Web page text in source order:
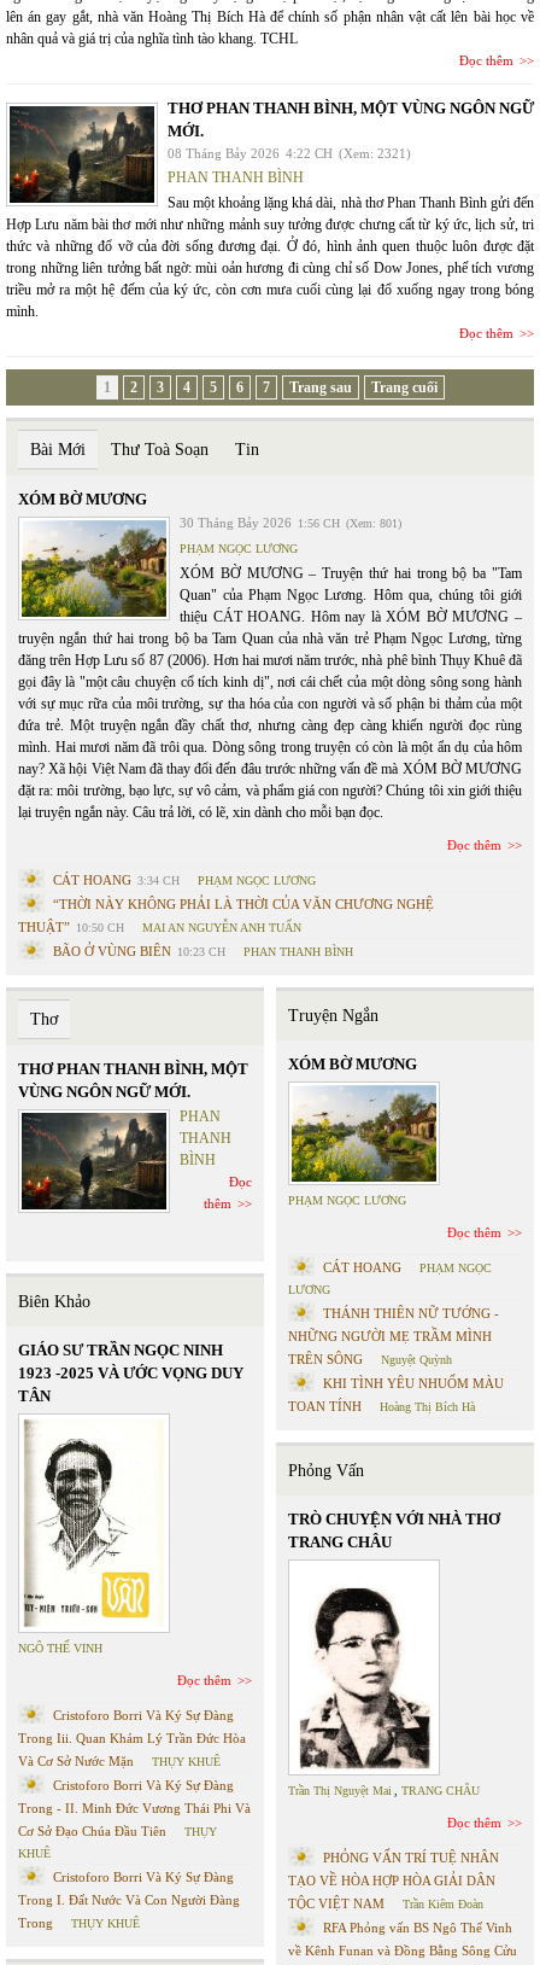
lên án gay gắt, nhà văn Hoàng Thị Bích Hà để chính số phận nhân vật cất lên bài học về
nhân quả và giá trị của nghĩa tình tào khang. TCHL
Đọc thêm
THƠ PHAN THANH BÌNH, MỘT VÙNG NGÔN NGỮ
MỚI.
08 Tháng Bảy 2026 4:22 CH (Xem: 2321)
PHAN THANH BÌNH
Sau một khoảng lặng khá dài, nhà thơ Phan Thanh Bình gửi đến
Hợp Lưu năm bài thơ mới như những mảnh suy tưởng được chưng cất từ ký ức, lịch sử, tri
thức và những đổ vỡ của đời sống đương đại. Ở đó, hình ảnh quen thuộc luôn được đặt
trong những liên tưởng bất ngờ: mùi oản hương đi cùng chỉ số Dow Jones, phế tích vương
triều mở ra một hệ đếm của ký ức, còn cơn mưa cuối cùng lại đổ xuống ngay trong bóng
mình.
Đọc thêm
1 2 3 4 5 6 7 Trang sau Trang cuối
Bài Mới Thư Toà Soạn Tin
XÓM BỜ MƯƠNG
30 Tháng Bảy 2026 1:56 CH (Xem: 801)
PHẠM NGỌC LƯƠNG
XÓM BỜ MƯƠNG – Truyện thứ hai trong bộ ba "Tam
Quan" của Phạm Ngọc Lương. Hôm qua, chúng tôi giới
thiệu CÁT HOANG. Hôm nay là XÓM BỜ MƯƠNG –
truyện ngắn thứ hai trong bộ ba Tam Quan của nhà văn trẻ Phạm Ngọc Lương, từng
đăng trên Hợp Lưu số 87 (2006). Hơn hai mươi năm trước, nhà phê bình Thụy Khuê đã
gọi đây là "một câu chuyện cổ tích kinh dị", nơi cái chết của một dòng sông song hành
với sự mục rữa của môi trường, sự tha hóa của con người và số phận bi thảm của một
đứa trẻ. Một truyện ngắn đầy chất thơ, nhưng càng đẹp càng khiến người đọc rùng
mình. Hai mươi năm đã trôi qua. Dòng sông trong truyện có còn là một ẩn dụ của hôm
nay? Xã hội Việt Nam đã thay đổi đến đâu trước những vấn đề mà XÓM BỜ MƯƠNG
đặt ra: môi trường, bạo lực, sự vô cảm, và phẩm giá con người? Chúng tôi xin giới thiệu
lại truyện ngắn này. Câu trả lời, có lẽ, xin dành cho mỗi bạn đọc.
Đọc thêm
CÁT HOANG 3:34 CH PHẠM NGỌC LƯƠNG
“THỜI NÀY KHÔNG PHẢI LÀ THỜI CỦA VĂN CHƯƠNG NGHỆ
THUẬT” 10:50 CH MAI AN NGUYỄN ANH TUẤN
BÃO Ở VÙNG BIÊN 10:23 CH PHAN THANH BÌNH
Thơ
THƠ PHAN THANH BÌNH, MỘT
VÙNG NGÔN NGỮ MỚI.
PHAN
THANH
BÌNH
Đọc
thêm
Biên Khảo
GIÁO SƯ TRẦN NGỌC NINH
1923 -2025 VÀ ƯỚC VỌNG DUY
TÂN
NGÔ THẾ VINH
Đọc thêm
Cristoforo Borri Và Ký Sự Đàng
Trong Iii. Quan Khám Lý Trần Đức Hòa
Và Cơ Sở Nước Mặn
THỤY KHUÊ
Cristoforo Borri Và Ký Sự Đàng
Trong - II. Minh Đức Vương Thái Phi Và
Cơ Sở Đạo Chúa Đầu Tiên
THỤY
KHUÊ
Cristoforo Borri Và Ký Sự Đàng
Trong I. Đất Nước Và Con Người Đàng
Trong
THỤY KHUÊ
Truyện Ngắn
XÓM BỜ MƯƠNG
PHẠM NGỌC LƯƠNG
Đọc thêm
CÁT HOANG
PHẠM NGỌC
LƯƠNG
THÁNH THIÊN NỮ TƯỚNG -
NHỮNG NGƯỜI MẸ TRẦM MÌNH
TRÊN SÔNG
Nguyệt Quỳnh
KHI TÌNH YÊU NHUỐM MÀU
TOAN TÍNH
Hoàng Thị Bích Hà
Phỏng Vấn
TRÒ CHUYỆN VỚI NHÀ THƠ
TRANG CHÂU
Trần Thị Nguyệt Mai, TRANG CHÂU
Đọc thêm
PHỎNG VẤN TRÍ TUỆ NHÂN
TẠO VỀ HÒA HỢP HÒA GIẢI DÂN
TỘC VIỆT NAM
Trần Kiêm Đoàn
RFA Phỏng vấn BS Ngô Thế Vinh
về Kênh Funan và Đồng Bằng Sông Cửu